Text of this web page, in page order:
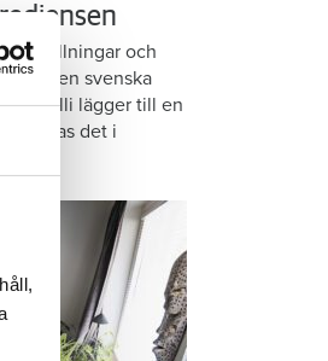
fyllningar och
i den svenska
Lalli lägger till en
vattnas det i